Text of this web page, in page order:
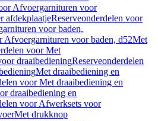
Afvoergarnituren voor
afdekplaatjeReserveonderdelen voor
voor baden,
Afvoergarnituren voor baden, d52Met
voor Met
draaibedieningReserveonderdelen
Met draaibediening en
voor Met draaibediening en
draaibediening en
voor Afwerksets voor
Met drukknop